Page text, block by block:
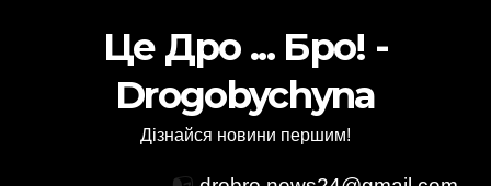
Це Дро ... Бро! -
Drogobychyna
Дізнайся новини першим!